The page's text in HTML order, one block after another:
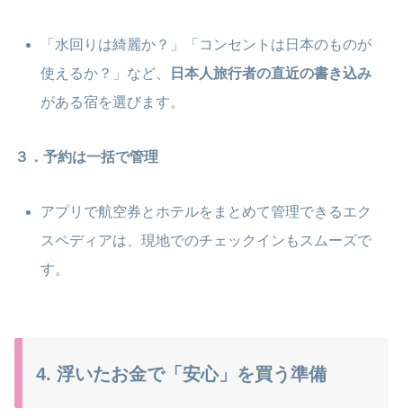
「水回りは綺麗か？」「コンセントは日本のものが
使えるか？」など、
日本人旅行者の直近の書き込み
がある宿を選びます。
３．予約は一括で管理
アプリで航空券とホテルをまとめて管理できるエク
スペディアは、現地でのチェックインもスムーズで
す。
4. 浮いたお金で「安心」を買う準備